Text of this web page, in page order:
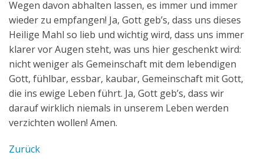
Wegen davon abhalten lassen, es immer und immer
wieder zu empfangen! Ja, Gott geb’s, dass uns dieses
Heilige Mahl so lieb und wichtig wird, dass uns immer
klarer vor Augen steht, was uns hier geschenkt wird:
nicht weniger als Gemeinschaft mit dem lebendigen
Gott, fühlbar, essbar, kaubar, Gemeinschaft mit Gott,
die ins ewige Leben führt. Ja, Gott geb’s, dass wir
darauf wirklich niemals in unserem Leben werden
verzichten wollen! Amen.
Zurück